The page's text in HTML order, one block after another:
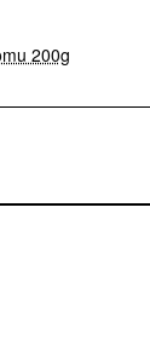
200g